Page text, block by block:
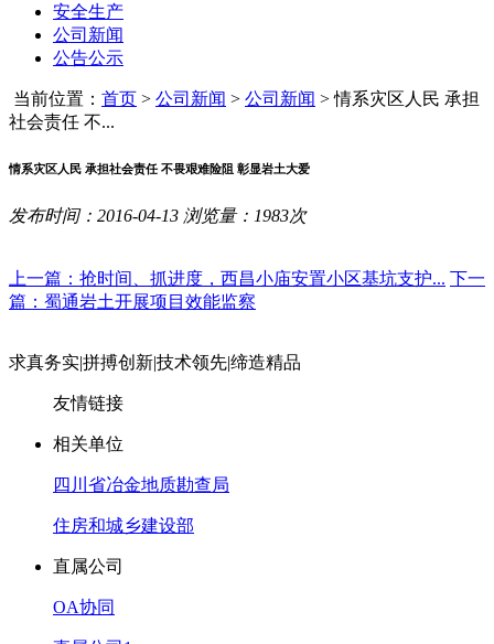
安全生产
公司新闻
公告公示
当前位置： 首页 > 公司新闻 > 公司新闻 >情系灾区人民 承担
社会责任 不...
情系灾区人民 承担社会责任 不畏艰难险阻 彰显岩土大爱
发布时间：2016-04-13 浏览量：1983次
上一篇：抢时间、抓进度，西昌小庙安置小区基坑支护... 下一
篇：蜀通岩土开展项目效能监察
求真务实|拼搏创新|技术领先|缔造精品
友情链接
相关单位
四川省冶金地质勘查局
住房和城乡建设部
直属公司
OA协同